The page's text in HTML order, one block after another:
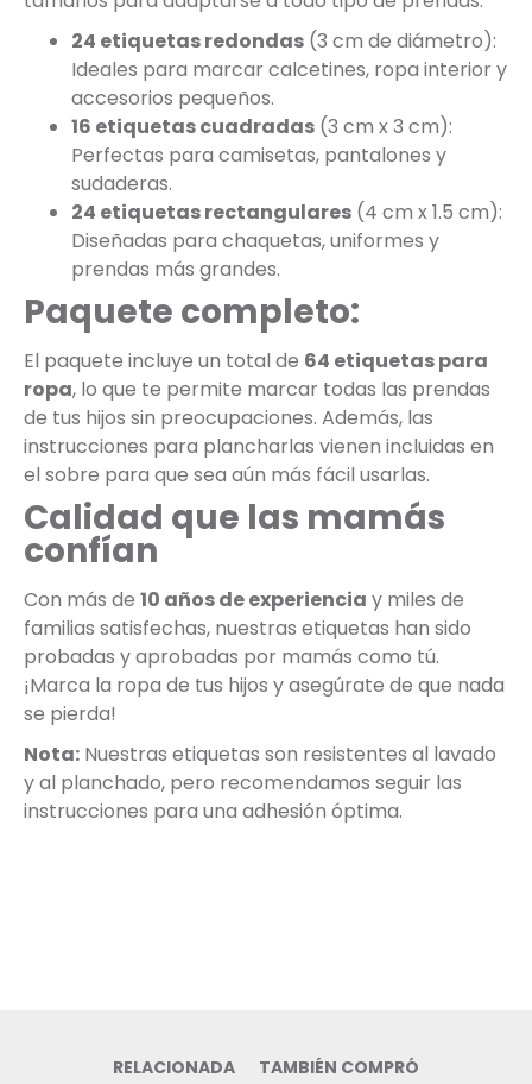
24 etiquetas redondas (3 cm de diámetro):
Ideales para marcar calcetines, ropa interior y
accesorios pequeños.
16 etiquetas cuadradas (3 cm x 3 cm):
Perfectas para camisetas, pantalones y
sudaderas.
24 etiquetas rectangulares (4 cm x 1.5 cm):
Diseñadas para chaquetas, uniformes y
prendas más grandes.
Paquete completo:
El paquete incluye un total de 64 etiquetas para
ropa, lo que te permite marcar todas las prendas
de tus hijos sin preocupaciones. Además, las
instrucciones para plancharlas vienen incluidas en
el sobre para que sea aún más fácil usarlas.
Calidad que las mamás
confían
Con más de 10 años de experiencia y miles de
familias satisfechas, nuestras etiquetas han sido
probadas y aprobadas por mamás como tú.
¡Marca la ropa de tus hijos y asegúrate de que nada
se pierda!
Nota: Nuestras etiquetas son resistentes al lavado
y al planchado, pero recomendamos seguir las
instrucciones para una adhesión óptima.
RELACIONADA TAMBIÉN COMPRÓ